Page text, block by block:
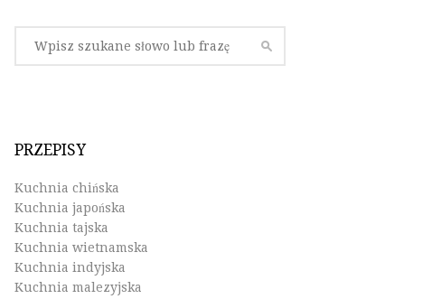
PRZEPISY
Kuchnia chińska
Kuchnia japońska
Kuchnia tajska
Kuchnia wietnamska
Kuchnia indyjska
Kuchnia malezyjska